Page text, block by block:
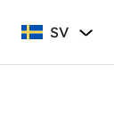
Svenska
SV